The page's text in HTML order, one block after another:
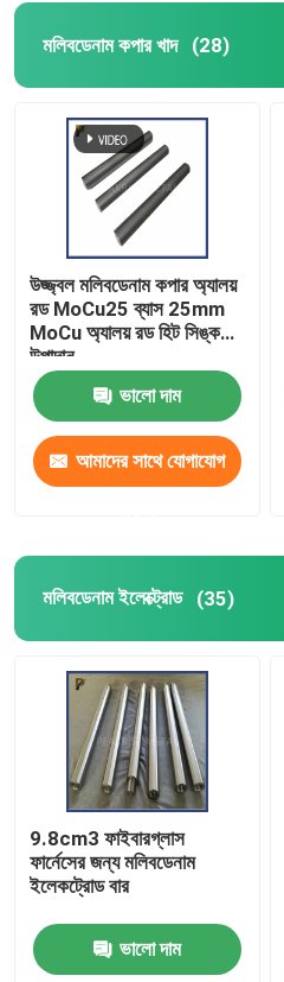
মলিবডেনাম কপার খাদ (28)
উজ্জ্বল মলিবডেনাম কপার অ্যালয়
রড MoCu25 ব্যাস 25mm
MoCu অ্যালয় রড হিট সিঙ্ক
উপাদান
ভালো দাম
আমাদের সাথে যোগাযোগ
মলিবডেনাম ইলেক্ট্রোড (35)
9.8cm3 ফাইবারগ্লাস
ফার্নেসের জন্য মলিবডেনাম
ইলেকট্রোড বার
ভালো দাম